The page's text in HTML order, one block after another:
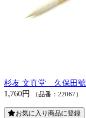
杉友 文真堂 久保田號
1,760円
（品番：22067）
お気に入り商品に登録